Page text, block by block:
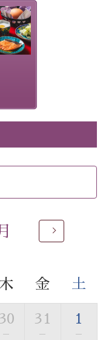
10時
とした和定食
遅く新鮮で若返り
殊素材の畳を使
ございます。 予め
に使わ
産品を
安心・
産...
金 土
30
—
31
—
1
—